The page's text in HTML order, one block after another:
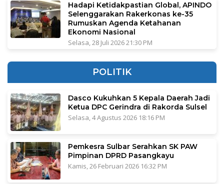
Hadapi Ketidakpastian Global, APINDO
Selenggarakan Rakerkonas ke-35
Rumuskan Agenda Ketahanan
Ekonomi Nasional
Selasa, 28 Juli 2026 21:30 PM
POLITIK
Dasco Kukuhkan 5 Kepala Daerah Jadi
Ketua DPC Gerindra di Rakorda Sulsel
Selasa, 4 Agustus 2026 18:16 PM
Pemkesra Sulbar Serahkan SK PAW
Pimpinan DPRD Pasangkayu
Kamis, 26 Februari 2026 16:32 PM